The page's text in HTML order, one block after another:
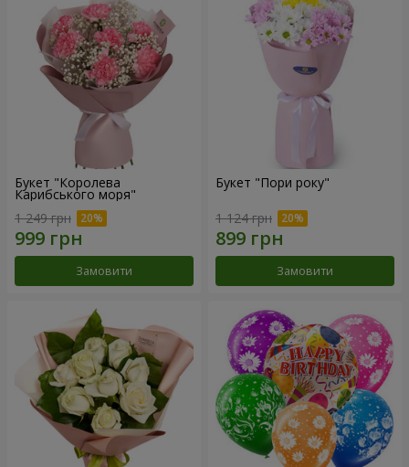
Букет "Королева
Карибського моря"
1 249 грн
Замовити
Букет "Пори року"
1 124 грн
Замовити